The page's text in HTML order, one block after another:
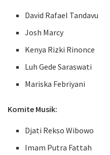
David Rafael Tandavu
Josh Marcy
Kenya Rizki Rinonce
Luh Gede Saraswati
Mariska Febriyani
Komite Musik:
Djati Rekso Wibowo
Imam Putra Fattah